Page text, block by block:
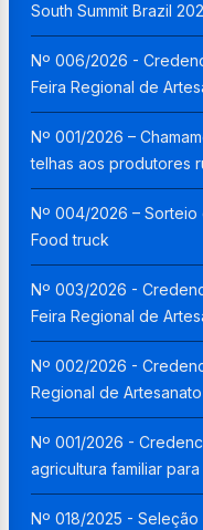
South Summit Brazil
Nº 006/2026 -
Feira Regional de
Nº 001/2026 –
telhas aos produtores
Nº 004/2026 –
Food truck
Nº 003/2026 -
Feira Regional de
Nº 002/2026 -
Regional de Artesanato
Nº 001/2026 -
agricultura familiar
Nº 018/2025 -